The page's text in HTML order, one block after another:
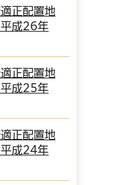
正配置地
成26年
正配置地
成25年
正配置地
成24年